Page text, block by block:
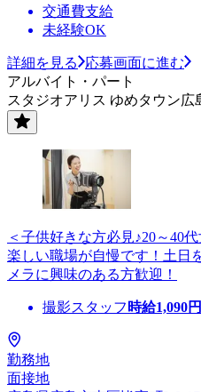
交通費支給
未経験OK
詳細を見る
応募画面に進む
アルバイト・パート
スタジオアリス ゆめタウン広
＜子供好きな方必見♪20～40
楽しい職場が自慢です！土日
メラに興味のある方歓迎！
撮影スタッフ 時給1,090
勤務地
面接地